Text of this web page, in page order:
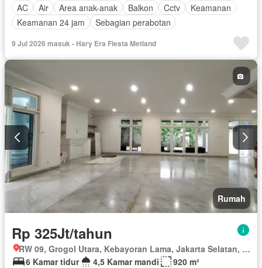
AC
Air Area anak-anak Balkon Cctv
Keamanan
Keamanan 24 jam
Sebagian perabotan
9 Jul 2026 masuk - Hary Era Fiesta Metland
Rumah
Rp 325Jt/tahun
RW 09, Grogol Utara, Kebayoran Lama, Jakarta Selatan, Daerah Khusus Ibukota Jakarta
6 Kamar tidur
4,5 Kamar mandi
920 m²